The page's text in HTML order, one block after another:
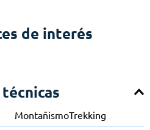
de interés
MontañismoTrekking